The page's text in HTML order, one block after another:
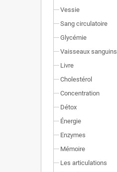
Vessie
Sang circulatoire
Glycémie
Vaisseaux sanguins
Livre
Cholestérol
Concentration
Détox
Énergie
Enzymes
Mémoire
Les articulations